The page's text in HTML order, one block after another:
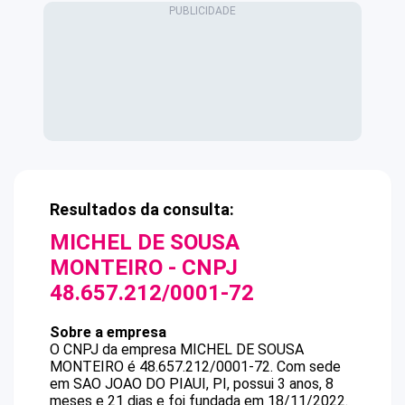
Resultados da consulta:
MICHEL DE SOUSA
MONTEIRO - CNPJ
48.657.212/0001-72
Sobre a empresa
O CNPJ da empresa MICHEL DE SOUSA
MONTEIRO é 48.657.212/0001-72. Com sede
em SAO JOAO DO PIAUI, PI, possui 3 anos, 8
meses e 21 dias e foi fundada em 18/11/2022.